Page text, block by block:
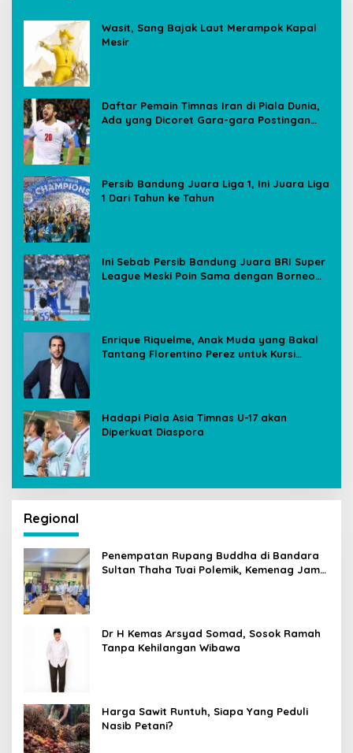
Wasit, Sang Bajak Laut Merampok Kapal
Mesir
Daftar Pemain Timnas Iran di Piala Dunia,
Ada yang Dicoret Gara-gara Postingan
Persib Bandung Juara Liga 1, Ini Juara Liga
1 Dari Tahun ke Tahun
Ini Sebab Persib Bandung Juara BRI Super
League Meski Poin Sama dengan Borneo
Enrique Riquelme, Anak Muda yang Bakal
Tantang Florentino Perez untuk Kursi
Hadapi Piala Asia Timnas U-17 akan
Diperkuat Diaspora
Regional
Penempatan Rupang Buddha di Bandara
Sultan Thaha Tuai Polemik, Kemenag Jambi
Dr H Kemas Arsyad Somad, Sosok Ramah
Tanpa Kehilangan Wibawa
Harga Sawit Runtuh, Siapa Yang Peduli
Nasib Petani?